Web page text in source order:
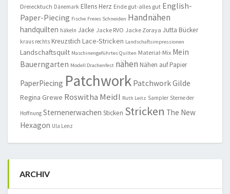
Dreiecktuch Dänemark Ellens Herz Ende gut-alles gut English-
Paper-Piecing Fische Freies Schneiden Handnähen
handquilten häkeln Jacke Jacke RVO Jacke Zoraya Jutta Bücker
kraus rechts Kreuzstich Lace-Stricken Landschaftsimpressionen
Landschaftsquilt Maschinengeführtes Quilten Material-Mix Mein
Bauerngarten Modell Drachenfest nähen Nähen auf Papier
PaperPiecing Patchwork Patchwork Gilde
Regina Grewe Roswitha Meidl Ruth Leitz Sampler Sterne der
Hoffnung Sternenerwachen Sticken Stricken The New
Hexagon Ula Lenz
ARCHIV